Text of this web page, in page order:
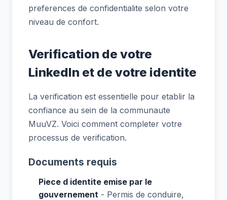
preferences de confidentialite selon votre
niveau de confort.
Verification de votre
LinkedIn et de votre identite
La verification est essentielle pour etablir la
confiance au sein de la communaute
MuuVZ. Voici comment completer votre
processus de verification.
Documents requis
Piece d identite emise par le
gouvernement - Permis de conduire,